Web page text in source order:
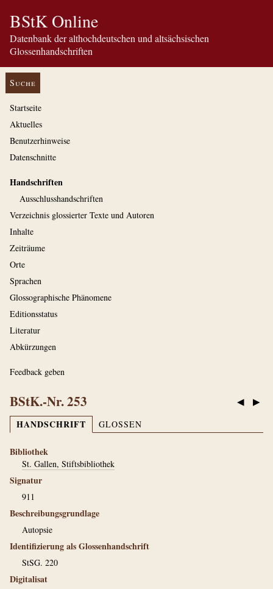
BStK Online
Datenbank der althochdeutschen und altsächsischen
Glossenhandschriften
Suche
Startseite
Aktuelles
Benutzerhinweise
Datenschnitte
Handschriften
Ausschluss­handschriften
Verzeichnis glossierter Texte und Autoren
Inhalte
Zeiträume
Orte
Sprachen
Glossographische Phänomene
Editionsstatus
Literatur
Abkürzungen
Feedback geben
◀ ▶
BStK.-Nr. 253
HANDSCHRIFT GLOSSEN
Bibliothek
St. Gallen, Stiftsbibliothek
Signatur
911
Beschreibungsgrundlage
Autopsie
Identifizierung als Glossenhandschrift
StSG. 220
Digitalisat